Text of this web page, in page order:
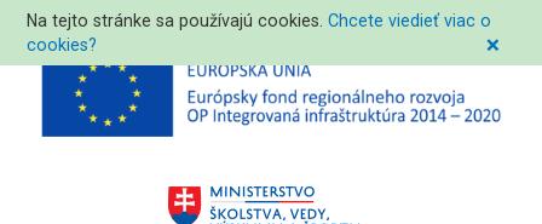
Na tejto stránke sa používajú cookies.Chcete viedieť viac o
cookies?
❌